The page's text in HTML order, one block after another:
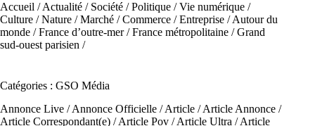
Accueil /Actualité / Société /Politique /Vie numérique /
Culture /Nature /Marché /Commerce /Entreprise /Autour du
monde /France d’outre-mer/France métropolitaine /Grand
sud-ouest parisien /
Catégories : GSO Média
Annonce Live /Annonce Officielle /Article /Article Annonce /
Article Correspondant(e) /Article Pov /Article Ultra /Article